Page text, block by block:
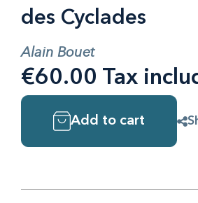
des Cyclades
Alain Bouet
€60.00 Tax
Add to cart